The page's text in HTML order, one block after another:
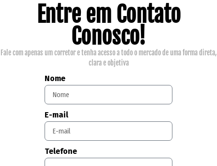
Entre em Contato
Conosco!
Fale com apenas um corretor e tenha acesso a todo o mercado de uma forma direta,
clara e objetiva
Nome
E-mail
Telefone